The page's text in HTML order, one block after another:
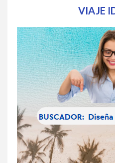
VIAJE